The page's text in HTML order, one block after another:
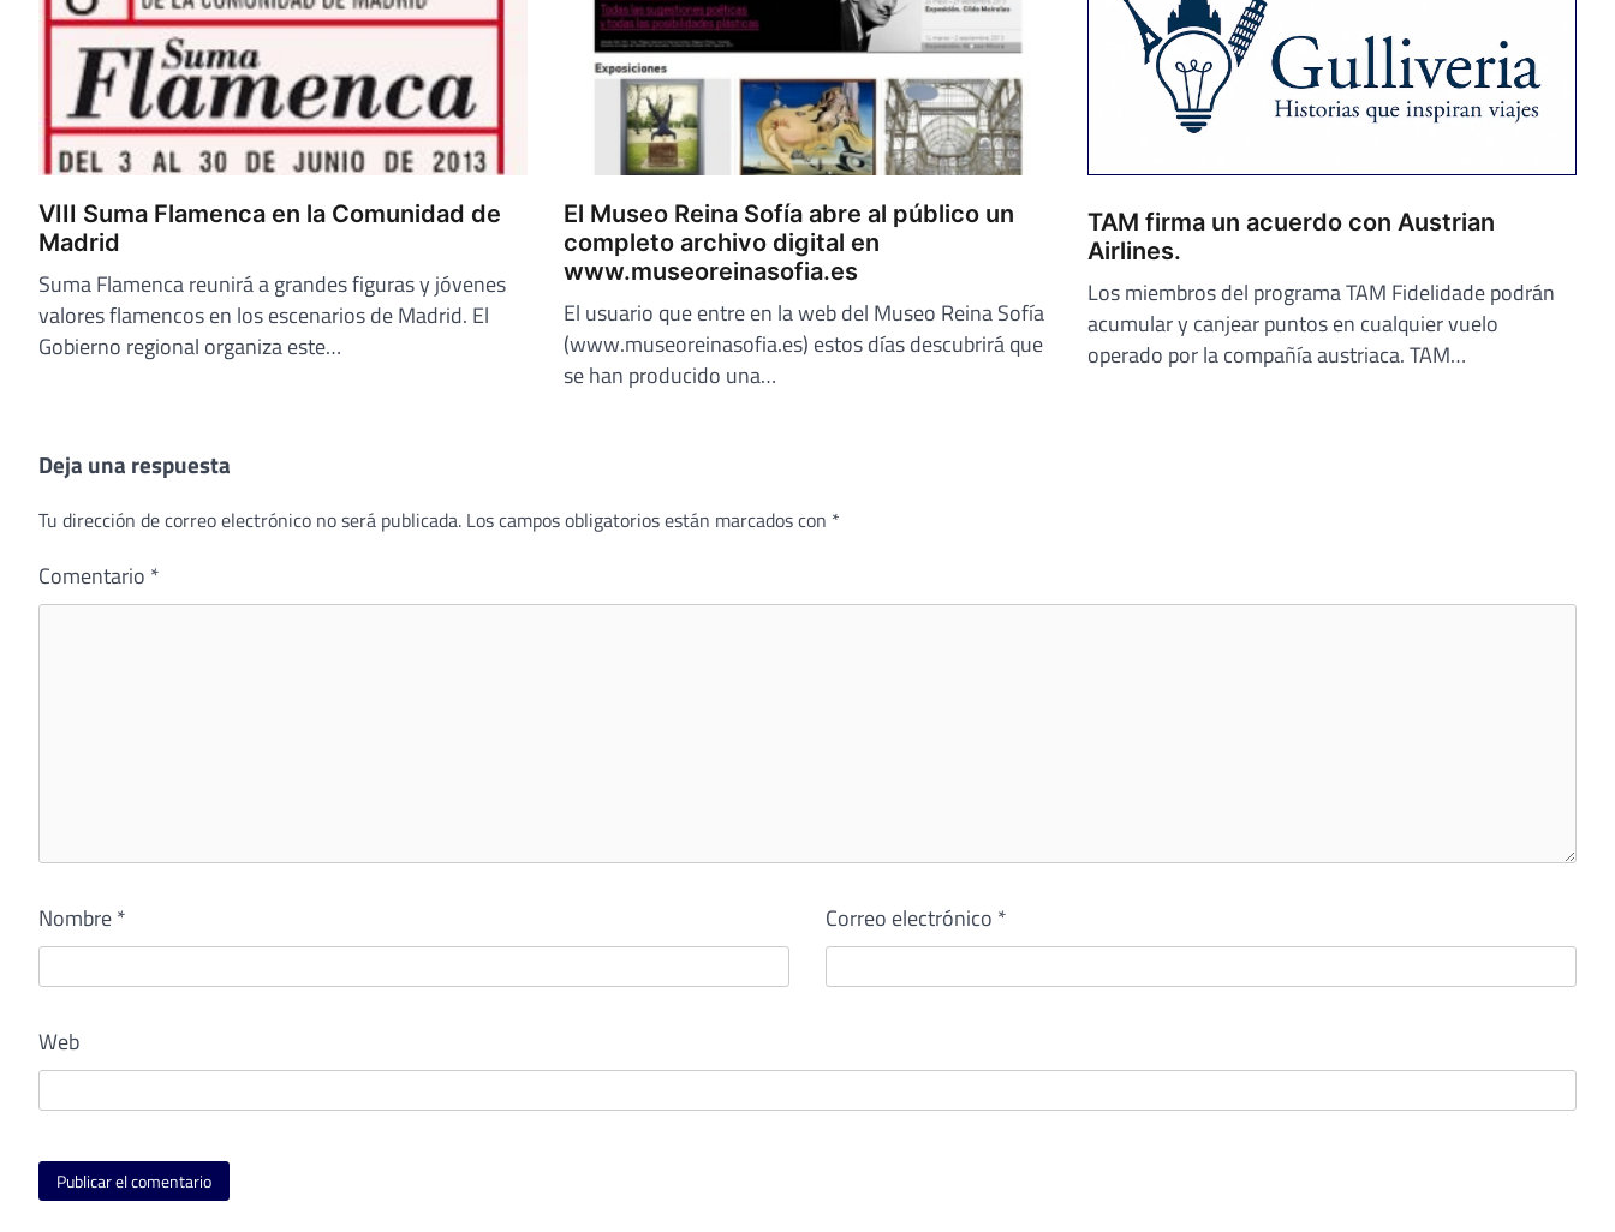
VIII Suma Flamenca en la Comunidad de
Madrid
Suma Flamenca reunirá a grandes figuras y jóvenes
valores flamencos en los escenarios de Madrid. El
Gobierno regional organiza este…
El Museo Reina Sofía abre al público un
completo archivo digital en
www.museoreinasofia.es
El usuario que entre en la web del Museo Reina Sofía
(www.museoreinasofia.es) estos días descubrirá que
se han producido una…
TAM firma un acuerdo con Austrian
Airlines.
Los miembros del programa TAM Fidelidade podrán
acumular y canjear puntos en cualquier vuelo
operado por la compañía austriaca. TAM…
Deja una respuesta
Tu dirección de correo electrónico no será publicada. Los campos obligatorios están marcados con *
Comentario *
Nombre* Correo electrónico *
Web